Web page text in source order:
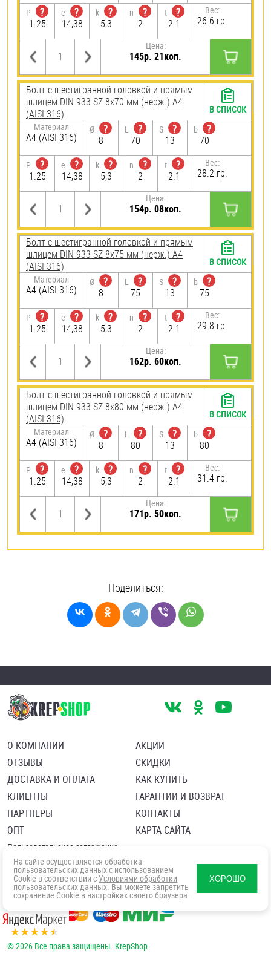
P
?
1.25
e
?
14,38
k
?
5,3
n
?
2
t
?
2.1
Вес:
26.6 гр.
Цена:
145р. 21коп.
Болт с шестигранной головкой и прямым
шлицем DIN 933 SZ 8х70 мм (нерж.) A4
(AISI 316)
Материал
A4 (AISI 316)
Ø
?
8
L
?
70
S
?
13
b
?
70
P
?
1.25
e
?
14,38
k
?
5,3
n
?
2
t
?
2.1
Вес:
28.2 гр.
Цена:
154р. 08коп.
В СПИСОК
Болт с шестигранной головкой и прямым
шлицем DIN 933 SZ 8х75 мм (нерж.) A4
(AISI 316)
Материал
A4 (AISI 316)
Ø
?
8
L
?
75
S
?
13
b
?
75
P
?
1.25
e
?
14,38
k
?
5,3
n
?
2
t
?
2.1
Вес:
29.8 гр.
Цена:
162р. 60коп.
В СПИСОК
Болт с шестигранной головкой и прямым
шлицем DIN 933 SZ 8х80 мм (нерж.) A4
(AISI 316)
Материал
A4 (AISI 316)
Ø
?
8
L
?
80
S
?
13
b
?
80
P
?
1.25
e
?
14,38
k
?
5,3
n
?
2
t
?
2.1
Вес:
31.4 гр.
Цена:
171р. 50коп.
В СПИСОК
Поделиться:
О КОМПАНИИ
ОТЗЫВЫ
ДОСТАВКА И ОПЛАТА
КЛИЕНТЫ
ПАРТНЕРЫ
ОПТ
АКЦИИ
СКИДКИ
КАК КУПИТЬ
ГАРАНТИИ И ВОЗВРАТ
КОНТАКТЫ
КАРТА САЙТА
Пользовательское соглашение
Политика в отношении обработки персональных данных
Согласие посетителя сайта на обработку персональных данны
© 2026 Все права защищены. KrepShop
На сайте осуществляется обработка
пользовательских данных с использованием
Cookie в соответствии с Условиями обработки
пользовательских данных. Вы можете запретить
сохранение Cookie в настройках своего браузера.
ХОРОШО